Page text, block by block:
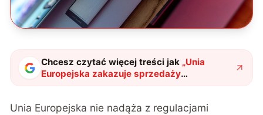
Chcesz czytać więcej treści jak „Unia
Europejska zakazuje sprzedaży
telewizorów. Producentom zostanie jeden
Unia Europejska nie nadąża z regulacjami